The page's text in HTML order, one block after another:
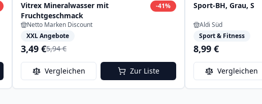
Vitrex Mineralwasser mit
Fruchtgeschmack
-41%
Netto Marken Discount
XXL Angebote
3,49 €5,94 €
Vergleichen Zur Liste
Sport-BH, Grau, S
Aldi Süd
Sport & Fitness
8,99 €
Vergleichen